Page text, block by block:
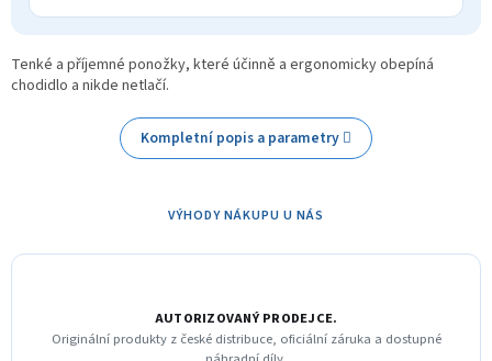
Tenké a příjemné ponožky, které účinně a ergonomicky obepíná
chodidlo a nikde netlačí.
Kompletní popis a parametry
VÝHODY NÁKUPU U NÁS
AUTORIZOVANÝ PRODEJCE.
Originální produkty z české distribuce, oficiální záruka a dostupné